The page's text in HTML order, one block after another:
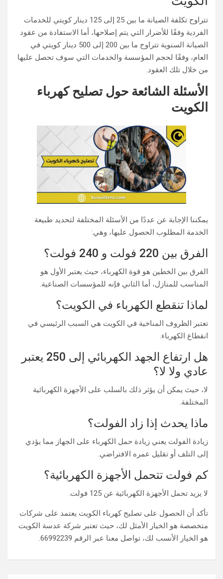
تتراوح تكلفة الصيانة ما بين 25 إلى 125 دينار كويتي للخدمات
الفردية وفقًا للأضرار التي يتم إصلاحها، أما الاستفادة من عقود
الصيانة السنوية تتراوح ما بين 200 إلى 500 دينار كويتي في
العام، وفقًا لحجم المؤسسة والخدمات التي سوف تحصل عليها
من خلال تلك العقود.
الأسئلة الشائعة حول تصليح كهرباء
الكويت
يمكننا الإجابة عن عددًا من الأسئلة المختلفة لتحديد طبيعة
الخدمة المطلوب الحصول عليها، وهي:
الفرق بين 220 فولت و 240 فولت؟
الفرق بين الخطين هو قوة الكهرباء، حيث يعتبر الأول هو
المناسب للمنازل، أما الثاني فإنه للمؤسسات الصناعية.
لماذا تنقطع الكهرباء في الكويت؟
تعتبر الظروف المناخية في الكويت هي السبب الرئيسي في
انقطاع الكهرباء.
هل ارتفاع الجهد الكهربائي إلى 250 يعتبر
عادي ولا لا؟
لا، حيث يمكن أن يؤثر ذلك بالسلب على الأجهزة الكهربائية
المختلفة.
ماذا يحدث إذا زاد الفولت؟
زيادة الفولت يعني زيادة حمل الكهرباء على الجهاز مما يؤدي
إلى التلف أو تقليل عمره الافتراضي.
كم فولت تتحمل الأجهزة الكهربائية؟
لا يزيد تحمل الأجهزة الكهربائية عن 125 فولت.
تأكد أن الحصول على تصليح كهرباء الكويت يعتمد على شركات
متخصصة هو الخيار الأمثل لك، حيث تعتبر شركة عدسة الكويت
هو الخيار الأنسب لك، تواصل معنا عبر الرقم 66992239.